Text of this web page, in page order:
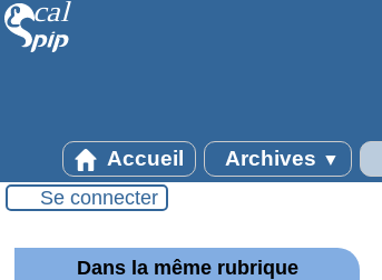
Accueil Archives ▼
Se connecter
Dans la même rubrique